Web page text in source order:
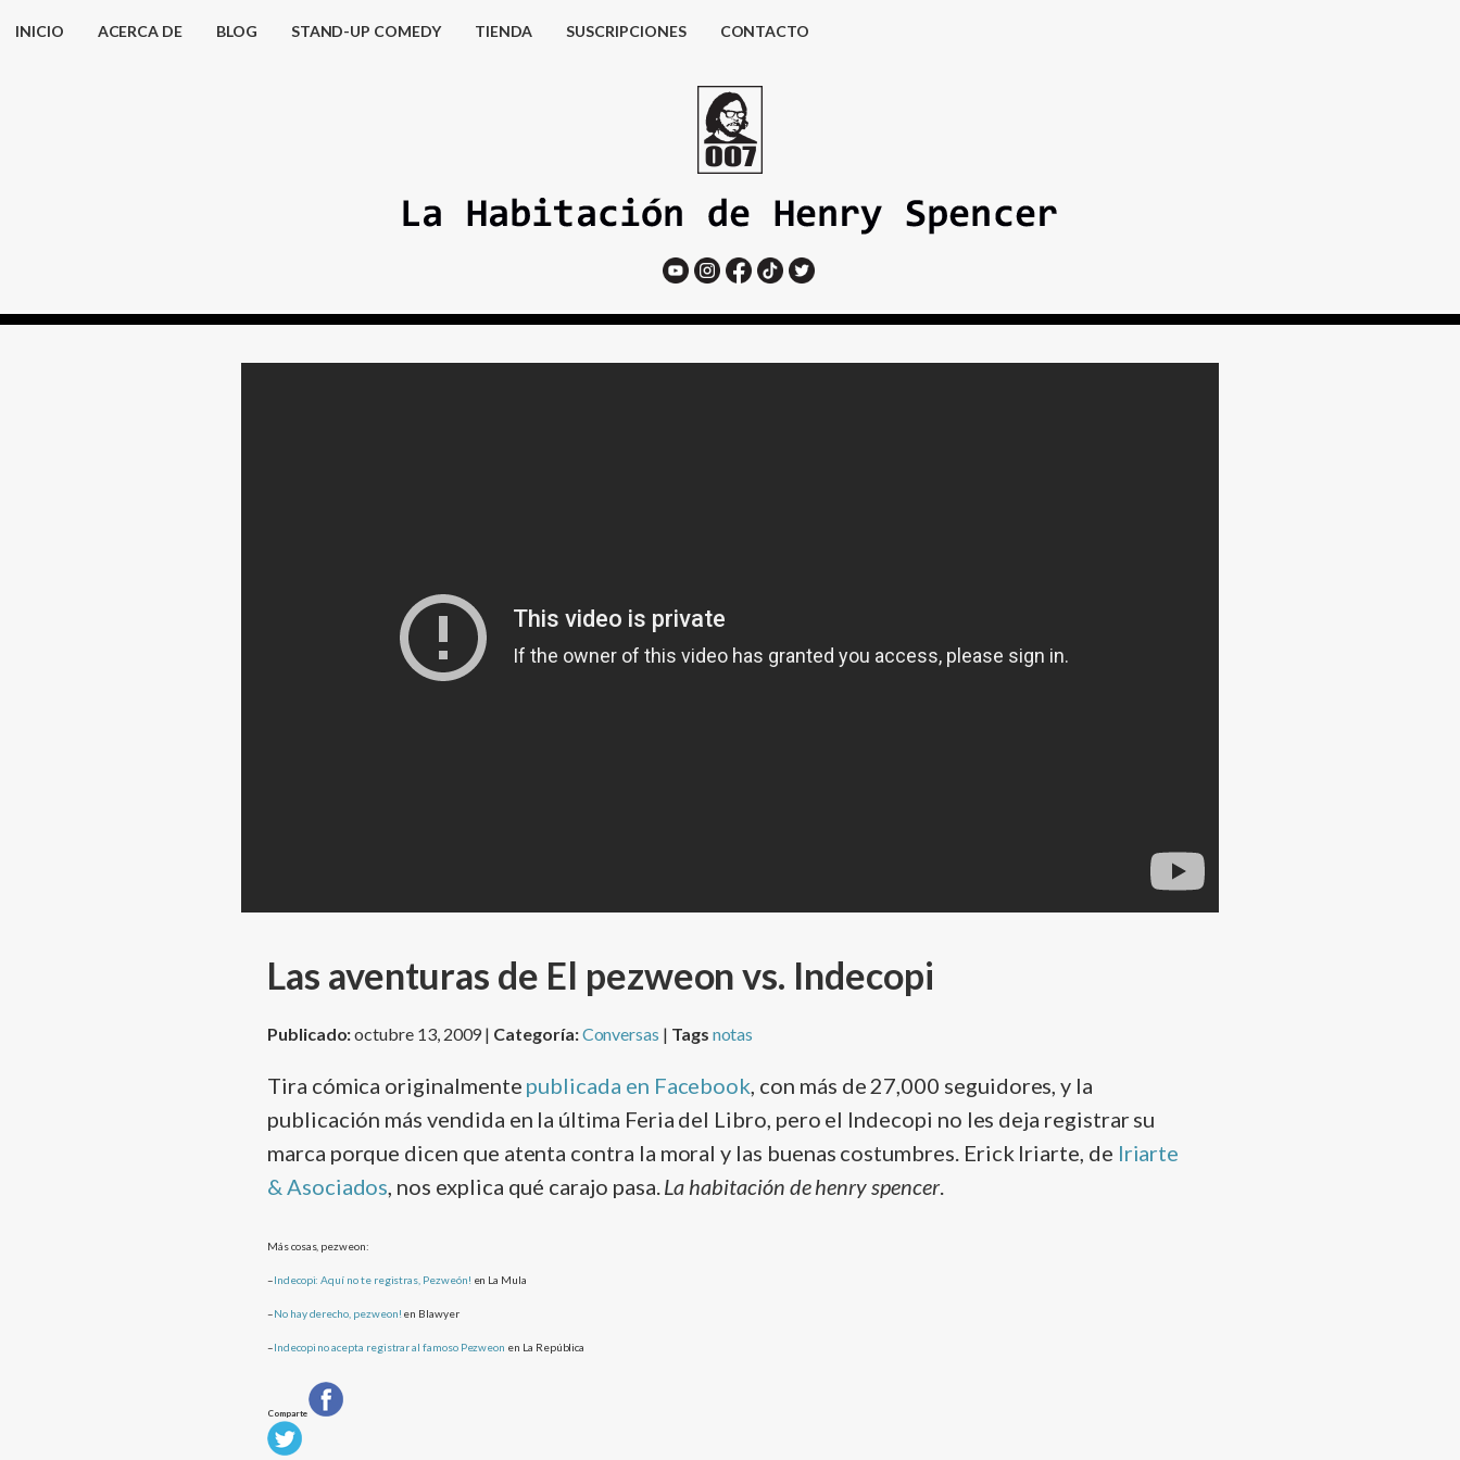
INICIO ACERCA DE BLOG STAND-UP COMEDY TIENDA SUSCRIPCIONES CONTACTO
Las aventuras de El pezweon vs. Indecopi
Publicado:octubre 13, 2009 | Categoría:Conversas | Tags notas
Tira cómica originalmente publicada en Facebook, con más de 27,000 seguidores, y la
publicación más vendida en la última Feria del Libro, pero el Indecopi no les deja registrar su
marca porque dicen que atenta contra la moral y las buenas costumbres. Erick Iriarte, de Iriarte
& Asociados, nos explica qué carajo pasa.La habitación de henry spencer.
Más cosas, pezweon:
–Indecopi: Aquí­ no te registras, Pezweón! en La Mula
–No hay derecho, pezweon! en Blawyer
–Indecopi no acepta registrar al famoso Pezweon en La República
Comparte